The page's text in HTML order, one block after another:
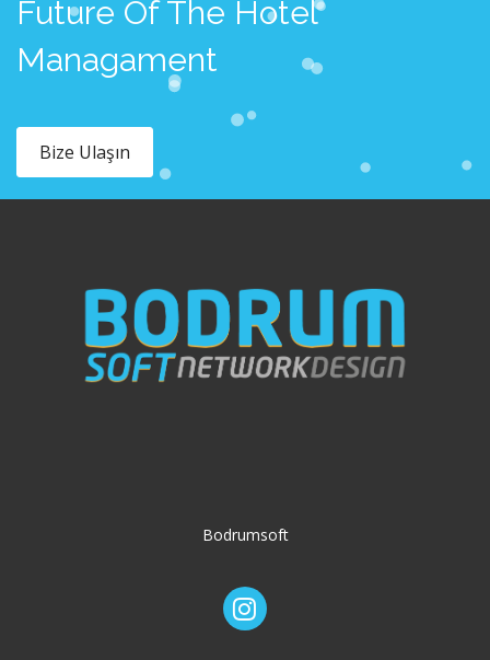
Future Of The Hotel
Managament
Bize Ulaşın
Bodrumsoft